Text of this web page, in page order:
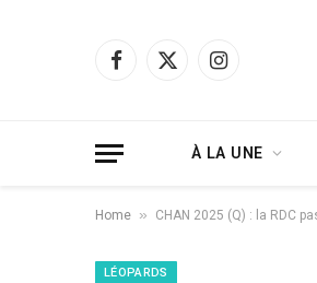
Facebook
X
Instagram
À LA UNE
Home » CHAN 2025 (Q) : la RDC
LÉOPARDS